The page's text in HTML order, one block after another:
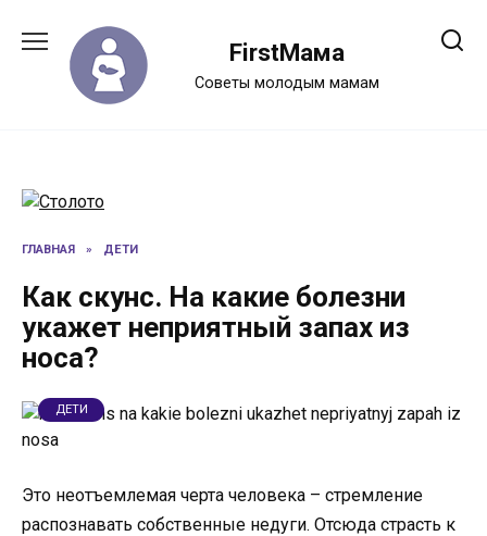
содержанию
FirstМама
Советы молодым мамам
ГЛАВНАЯ » ДЕТИ
Как скунс. На какие болезни
укажет неприятный запах из
носа?
ДЕТИ
Это неотъемлемая черта человека – стремление
распознавать собственные недуги. Отсюда страсть к